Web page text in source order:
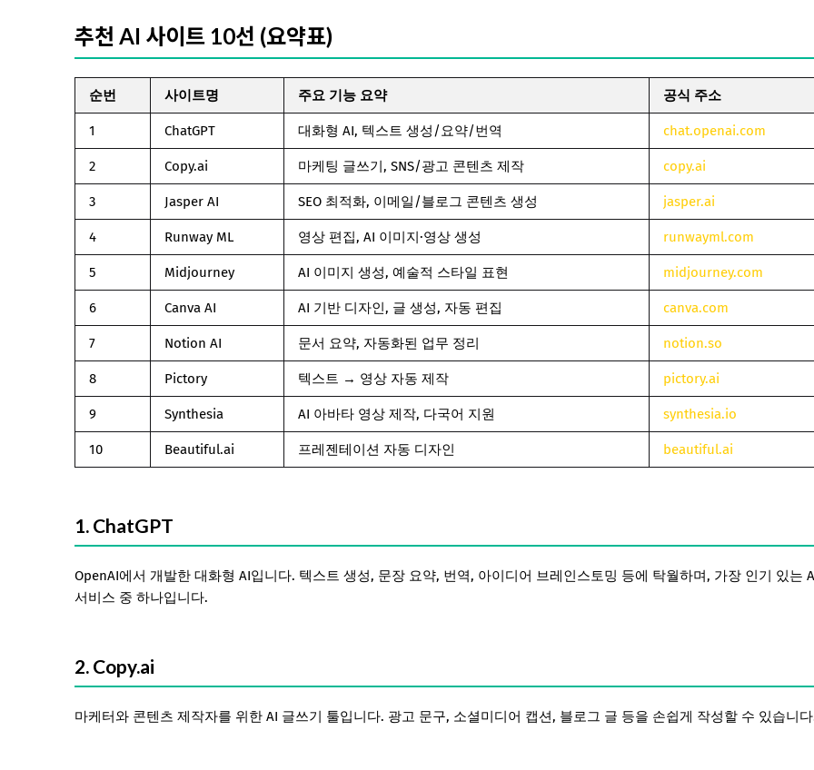
추천 AI 사이트 10선 (요약표)
순번 사이트명 주요 기능 요약 공식 주소
1 ChatGPT 대화형 AI, 텍스트 생성/요약/번역 chat.openai.com
2 Copy.ai 마케팅 글쓰기, SNS/광고 콘텐츠 제작 copy.ai
3 Jasper AI SEO 최적화, 이메일/블로그 콘텐츠 생성 jasper.ai
4 Runway ML 영상 편집, AI 이미지·영상 생성 runwayml.com
5 Midjourney AI 이미지 생성, 예술적 스타일 표현 midjourney.com
6 Canva AI AI 기반 디자인, 글 생성, 자동 편집 canva.com
7 Notion AI 문서 요약, 자동화된 업무 정리 notion.so
8 Pictory 텍스트 → 영상 자동 제작 pictory.ai
9 Synthesia AI 아바타 영상 제작, 다국어 지원 synthesia.io
10 Beautiful.ai 프레젠테이션 자동 디자인 beautiful.ai
1. ChatGPT
OpenAI에서 개발한 대화형 AI입니다. 텍스트 생성, 문장 요약, 번역, 아이디어 브레인스토밍 등에 탁월하며, 가장 인기 있는
서비스 중 하나입니다.
2. Copy.ai
마케터와 콘텐츠 제작자를 위한 AI 글쓰기 툴입니다. 광고 문구, 소셜미디어 캡션, 블로그 글 등을 손쉽게 작성할 수 있습니